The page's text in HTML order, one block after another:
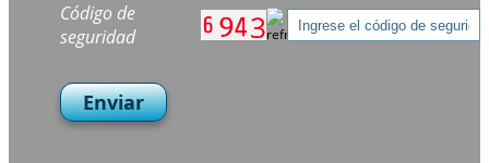
Código de
seguridad
Enviar